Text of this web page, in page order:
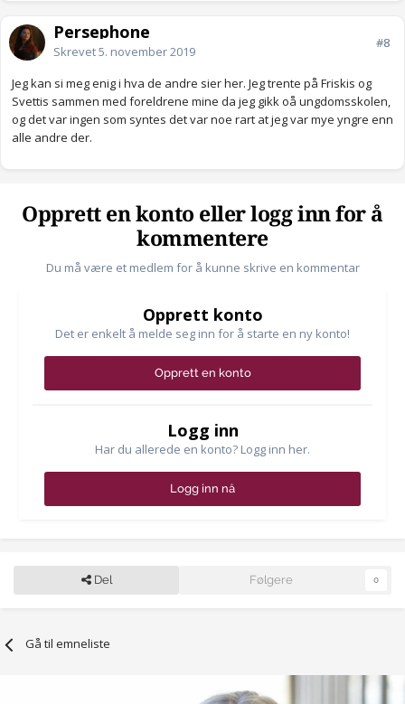
Persephone
Skrevet5. november 2019
#8
Jeg kan si meg enig i hva de andre sier her. Jeg trente på Friskis og
Svettis sammen med foreldrene mine da jeg gikk oå ungdomsskolen,
og det var ingen som syntes det var noe rart at jeg var mye yngre enn
alle andre der.
Opprett en konto eller logg inn for å
kommentere
Du må være et medlem for å kunne skrive en kommentar
Opprett konto
Det er enkelt å melde seg inn for å starte en ny konto!
Opprett en konto
Logg inn
Har du allerede en konto? Logg inn her.
Logg inn nå
Del Følgere 0
Gå til emneliste